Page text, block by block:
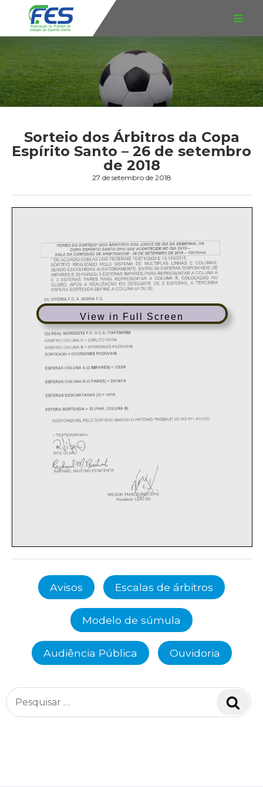
Sorteio dos Árbitros da Copa
Espírito Santo – 26 de setembro
de 2018
27 de setembro de 2018
View in Full Screen
Avisos Escalas de árbitros
Modelo de súmula
Audiência Pública Ouvidoria
Pesquisar
por: